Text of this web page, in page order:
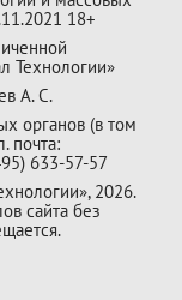
18+
Технологии»
А. С.
органов (в том
почта:
633-57-57
2026.
сайта без